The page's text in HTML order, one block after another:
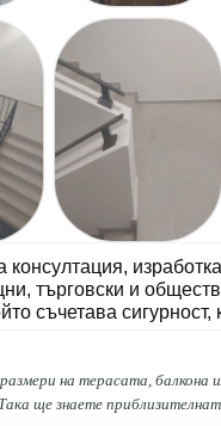
търговски и
съчетава
на терасата, балкона
ще знаете